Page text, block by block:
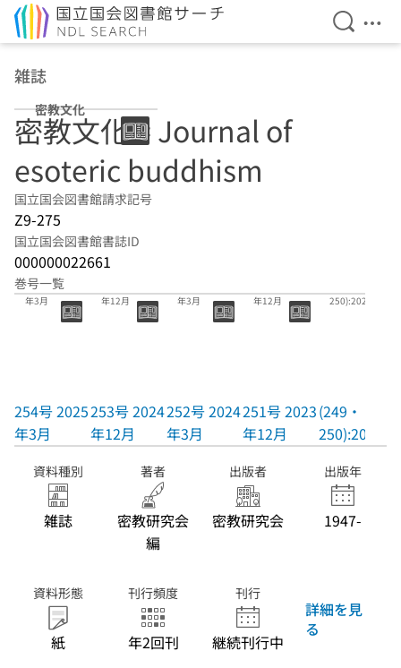
検索を
メ
雑誌
密教文化
密教文化 = Journal of
esoteric buddhism
国立国会図書館請求記号
Z9-275
国立国会図書館書誌ID
000000022661
巻号一覧
254号 2025
年3月
254号 2025
年3月
年12月
253号 2024
年12月
年3月
252号 2024
年3月
年12月
251号 2023
年12月
250):2023.3
(249・
250):2023.3
資料種別
雑誌
著者
密教研究会
編
出版者
密教研究会
出版年
1947-
資料形態
紙
刊行頻度
年2回刊
刊行
継続刊行中
詳細を見
る